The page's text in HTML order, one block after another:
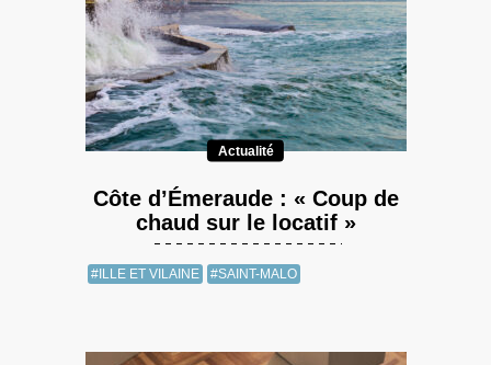
Actualité
Côte d’Émeraude : « Coup de
chaud sur le locatif »
#ILLE ET VILAINE #SAINT-MALO